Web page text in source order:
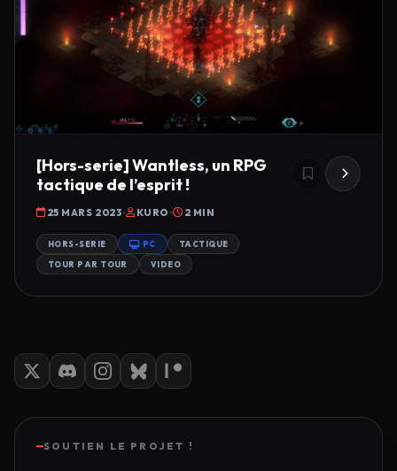
[Hors-serie] Wantless, un RPG
tactique de l’esprit !
25 MARS 2023 KURO 2 MIN
HORS-SERIE PC TACTIQUE
TOUR PAR TOUR VIDEO
SOUTIEN LE PROJET !